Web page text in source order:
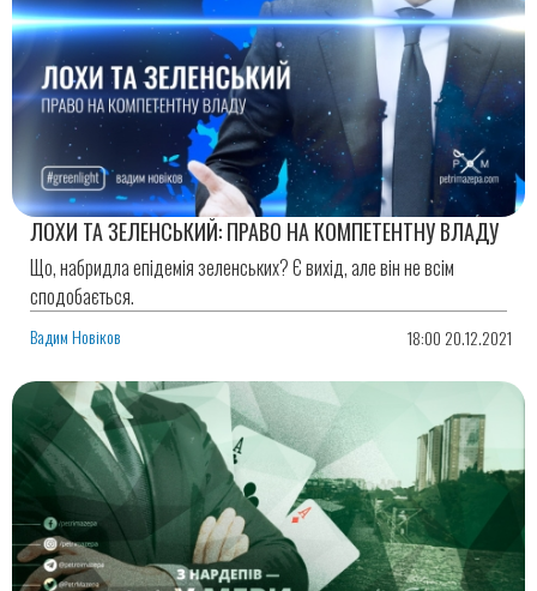
ЛОХИ ТА ЗЕЛЕНСЬКИЙ: ПРАВО НА КОМПЕТЕНТНУ ВЛАДУ
Що, набридла епідемія зеленських? Є вихід, але він не всім
сподобається.
Вадим Новіков 18:00 20.12.2021